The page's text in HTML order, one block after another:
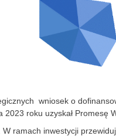
wniosek o
roku uzyskał Promesę
ramach inwestycji